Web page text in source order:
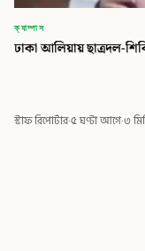
ক্যাম্পাস
ঢাকা আলিয়ায় ছাত্রদল-
স্টাফ রিপোর্টার·৫ ঘণ্টা আগে·৩